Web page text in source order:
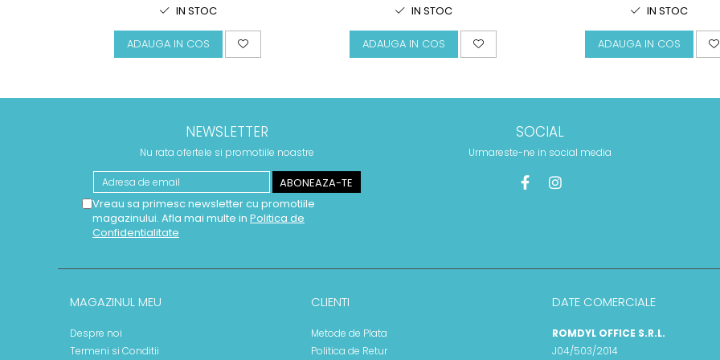
IN STOC
ADAUGA IN COS
IN STOC
ADAUGA IN COS
IN STOC
ADAUGA IN COS
NEWSLETTER
Nu rata ofertele si promotiile noastre
Vreau sa primesc newsletter cu promotiile
magazinului. Afla mai multe in Politica de
Confidentialitate
SOCIAL
Urmareste-ne in social media
MAGAZINUL MEU
Despre noi
Termeni si Conditii
CLIENTI
Metode de Plata
Politica de Retur
DATE COMERCIALE
ROMDYL OFFICE S.R.L.
J04/503/2014